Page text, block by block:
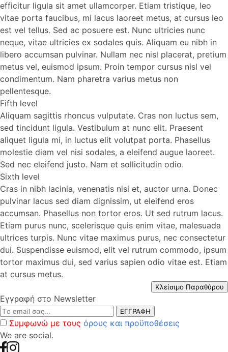
efficitur ligula sit amet ullamcorper. Etiam tristique, leo
vitae porta faucibus, mi lacus laoreet metus, at cursus leo
est vel tellus. Sed ac posuere est. Nunc ultricies nunc
neque, vitae ultricies ex sodales quis. Aliquam eu nibh in
libero accumsan pulvinar. Nullam nec nisl placerat, pretium
metus vel, euismod ipsum. Proin tempor cursus nisl vel
condimentum. Nam pharetra varius metus non
pellentesque.
Fifth level
Aliquam sagittis rhoncus vulputate. Cras non luctus sem,
sed tincidunt ligula. Vestibulum at nunc elit. Praesent
aliquet ligula mi, in luctus elit volutpat porta. Phasellus
molestie diam vel nisi sodales, a eleifend augue laoreet.
Sed nec eleifend justo. Nam et sollicitudin odio.
Sixth level
Cras in nibh lacinia, venenatis nisi et, auctor urna. Donec
pulvinar lacus sed diam dignissim, ut eleifend eros
accumsan. Phasellus non tortor eros. Ut sed rutrum lacus.
Etiam purus nunc, scelerisque quis enim vitae, malesuada
ultrices turpis. Nunc vitae maximus purus, nec consectetur
dui. Suspendisse euismod, elit vel rutrum commodo, ipsum
tortor maximus dui, sed varius sapien odio vitae est. Etiam
at cursus metus.
Κλείσιμο Παραθύρου
Εγγραφή στο Newsletter
ΕΓΓΡΑΦΗ
Συμφωνώ με τους όρους και προϋποθέσεις
We are social.